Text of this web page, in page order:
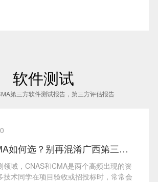
软件测试
第三方软件测试报告，第三方评估报告
CNAS与CMA如何选？别再混淆广西第三方软件测试报告的“身份证”
领域，CNAS和CMA是两个高频出现的资
技术同学在项目验收或招投标时，常常会